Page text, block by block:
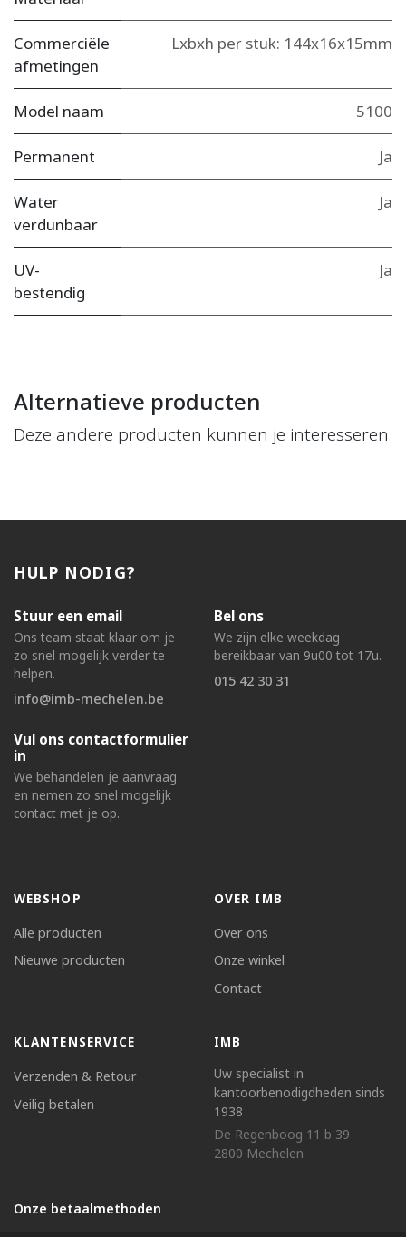
Commerciële
afmetingen
Lxbxh per stuk: 144x16x15mm
Model naam 5100
Permanent Ja
Water
verdunbaar
Ja
UV-
bestendig
Ja
Alternatieve producten
Deze andere producten kunnen je interesseren
HULP NODIG?
Stuur een email
Ons team staat klaar om je
zo snel mogelijk verder te
helpen.
info@imb-mechelen.be
Bel ons
We zijn elke weekdag
bereikbaar van 9u00 tot 17u.
015 42 30 31
Vul ons contactformulier
in
We behandelen je aanvraag
en nemen zo snel mogelijk
contact met je op.
WEBSHOP
Alle producten
Nieuwe producten
OVER IMB
Over ons
Onze winkel
Contact
KLANTENSERVICE
Verzenden & Retour
Veilig betalen
IMB
Uw specialist in
kantoorbenodigdheden sinds
1938
De Regenboog 11 b 39
2800 Mechelen
Onze betaalmethoden